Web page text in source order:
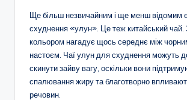
Ще більш незвичайним і ще менш відомим
схуднення «улун». Це теж китайський чай.
кольором нагадує щось середнє між
настоєм. Чаї улун для схуднення можуть
скинути зайву вагу, оскільки вони
спалювання жиру та благотворно
речовин.